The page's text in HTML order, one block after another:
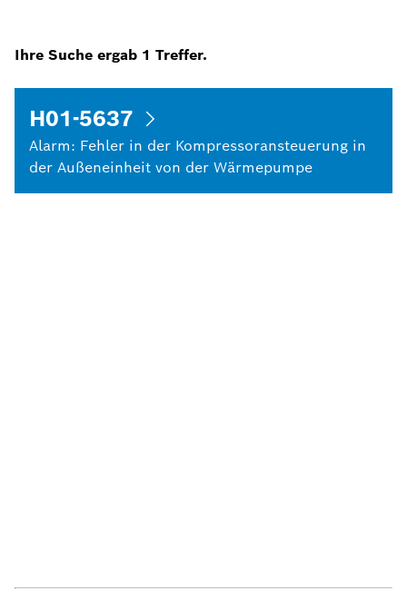
Ihre Suche ergab 1 Treffer.
H01-5637
Alarm: Fehler in der Kompressoransteuerung in
der Außeneinheit von der Wärmepumpe